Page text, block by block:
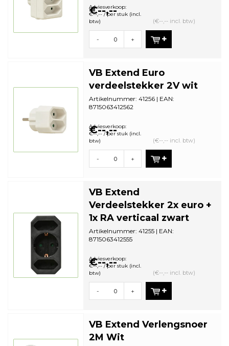
bestelhoeveelheid: 5
€--,--
Adviesverkoop:
€--,-- / per stuk (incl.
btw)
(€--,-- incl. btw)
- +
VB Extend Euro
verdeelstekker 2V wit
Artikelnummer: 41256 | EAN:
8715063412562
bestelhoeveelheid: 5
€--,--
Adviesverkoop:
€--,-- / per stuk (incl.
btw)
(€--,-- incl. btw)
- +
VB Extend
Verdeelstekker 2x euro +
1x RA verticaal zwart
Artikelnummer: 41255 | EAN:
8715063412555
bestelhoeveelheid: 1
€--,--
Adviesverkoop:
€--,-- / per stuk (incl.
btw)
(€--,-- incl. btw)
- +
VB Extend Verlengsnoer
2M Wit